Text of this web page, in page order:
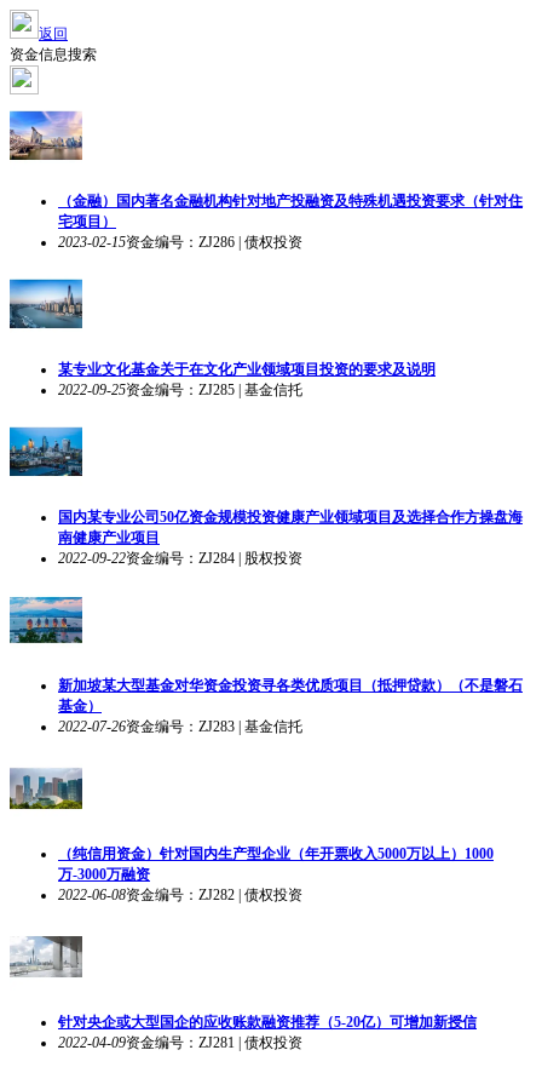
返回
资金信息搜索
（金融）国内著名金融机构针对地产投融资及特殊机遇投资要求（针对住
宅项目）
2023-02-15资金编号：ZJ286 | 债权投资
某专业文化基金关于在文化产业领域项目投资的要求及说明
2022-09-25资金编号：ZJ285 | 基金信托
国内某专业公司50亿资金规模投资健康产业领域项目及选择合作方操盘海
南健康产业项目
2022-09-22资金编号：ZJ284 | 股权投资
新加坡某大型基金对华资金投资寻各类优质项目（抵押贷款）（不是磐石
基金）
2022-07-26资金编号：ZJ283 | 基金信托
（纯信用资金）针对国内生产型企业（年开票收入5000万以上）1000
万-3000万融资
2022-06-08资金编号：ZJ282 | 债权投资
针对央企或大型国企的应收账款融资推荐（5-20亿）可增加新授信
2022-04-09资金编号：ZJ281 | 债权投资